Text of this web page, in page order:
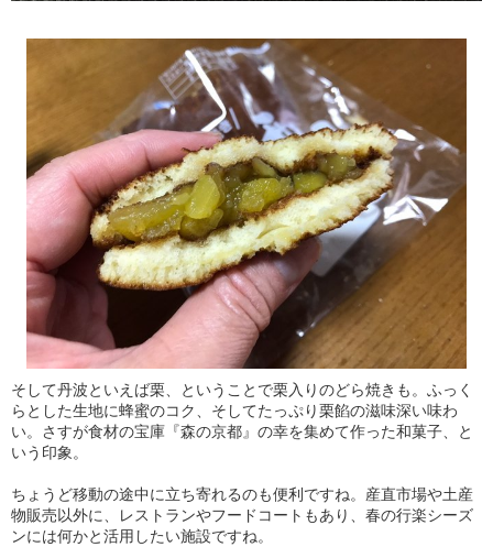
そして丹波といえば栗、ということで栗入りのどら焼きも。ふっく
らとした生地に蜂蜜のコク、そしてたっぷり栗餡の滋味深い味わ
い。さすが食材の宝庫『森の京都』の幸を集めて作った和菓子、と
いう印象。
ちょうど移動の途中に立ち寄れるのも便利ですね。産直市場や土産
物販売以外に、レストランやフードコートもあり、春の行楽シーズ
ンには何かと活用したい施設ですね。